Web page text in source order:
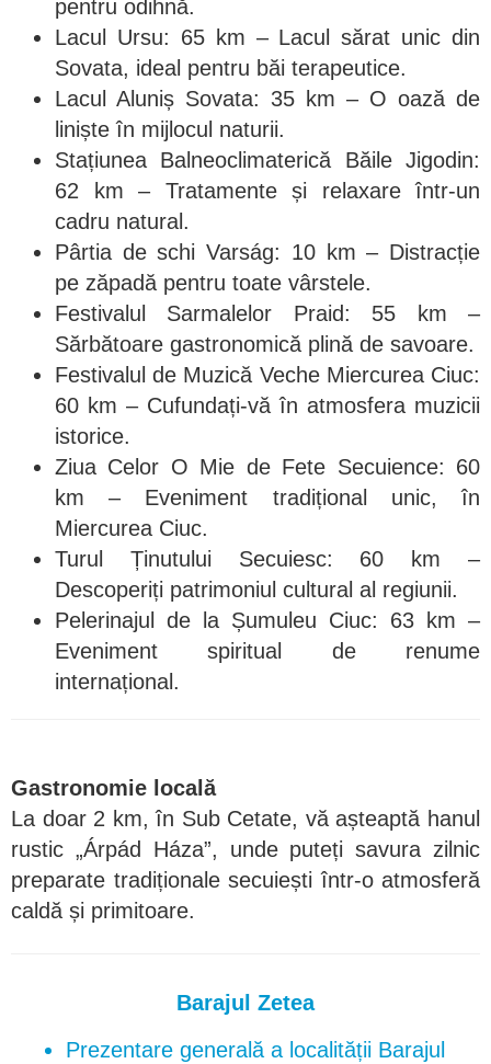
pentru odihnă.
Lacul Ursu: 65 km – Lacul sărat unic din
Sovata, ideal pentru băi terapeutice.
Lacul Aluniș Sovata: 35 km – O oază de
liniște în mijlocul naturii.
Stațiunea Balneoclimaterică Băile Jigodin:
62 km – Tratamente și relaxare într-un
cadru natural.
Pârtia de schi Varság: 10 km – Distracție
pe zăpadă pentru toate vârstele.
Festivalul Sarmalelor Praid: 55 km –
Sărbătoare gastronomică plină de savoare.
Festivalul de Muzică Veche Miercurea Ciuc:
60 km – Cufundați-vă în atmosfera muzicii
istorice.
Ziua Celor O Mie de Fete Secuience: 60
km – Eveniment tradițional unic, în
Miercurea Ciuc.
Turul Ținutului Secuiesc: 60 km –
Descoperiți patrimoniul cultural al regiunii.
Pelerinajul de la Șumuleu Ciuc: 63 km –
Eveniment spiritual de renume
internațional.
Gastronomie locală
La doar 2 km, în Sub Cetate, vă așteaptă hanul
rustic „Árpád Háza”, unde puteți savura zilnic
preparate tradiționale secuiești într-o atmosferă
caldă și primitoare.
Barajul Zetea
Prezentare generală a localității Barajul